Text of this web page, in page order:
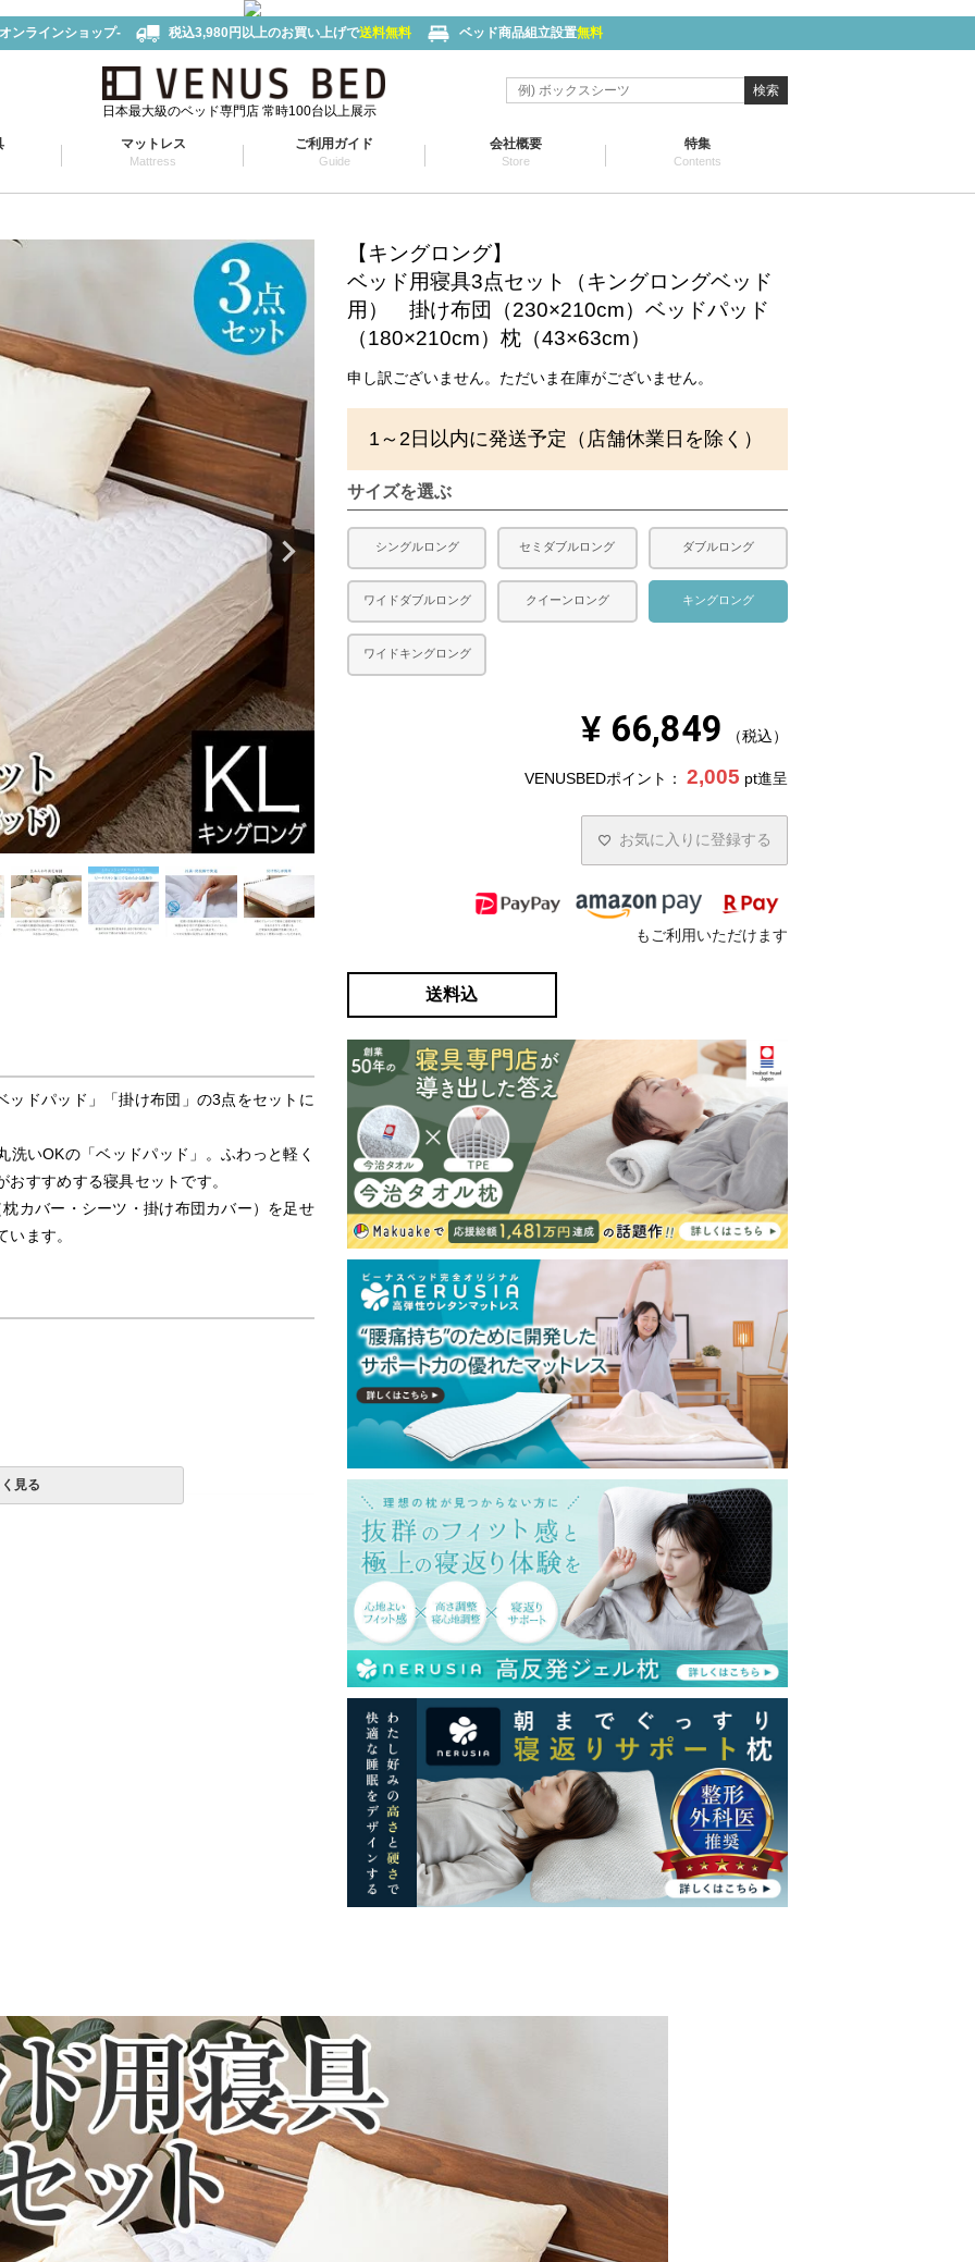
ンラインショップ- 税込3,980円以上のお買い上げで送料無料 ベッド商品組立設置無料
日本最大級のベッド専門店 常時100台以上展示
検索
マットレス
Mattress
ご利用ガイド
Guide
会社概要
Store
特集
Contents
ドパッド」「掛け布団」の3点をセットに
いOKの「ベッドパッド」。ふわっと軽く
すすめする寝具セットです。
カバー・シーツ・掛け布団カバー）を足せ
ます。
部地域へのお届けは別途送料が発生する場
予定も変更になる場合があります。
現するよう心がけておりますが、閲覧環境
ざいますのでご了承ください。
見る
【キングロング】
ベッド用寝具3点セット（キングロングベッド
用） 掛け布団（230×210cm）ベッドパッド
（180×210cm）枕（43×63cm）
申し訳ございません。ただいま在庫がございません。
1～2日以内に発送予定（店舗休業日を除く）
サイズを選ぶ
シングルロング セミダブルロング ダブルロング
ワイドダブルロング クイーンロング キングロング
ワイドキングロング
¥ 66,849 税込
VENUSBEDポイント： 2,005 pt進呈
お気に入りに登録する
もご利用いただけます
送料込